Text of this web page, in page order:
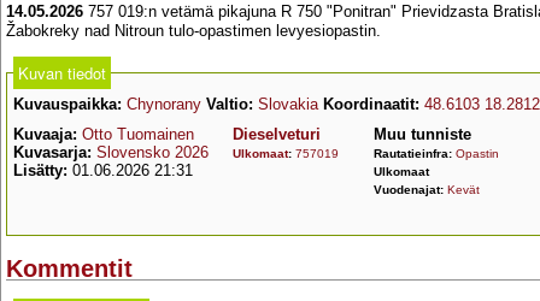
14.05.2026 757 019:n vetämä pikajuna R 750 "Ponitran" Prievidzasta
Žabokreky nad Nitroun tulo-opastimen levyesiopastin.
Kuvan tiedot
Kuvauspaikka: Chynorany Valtio: Slovakia Koordinaatit: 48.6103
Kuvaaja: Otto Tuomainen
Kuvasarja: Slovensko 2026
Lisätty: 01.06.2026 21:31
Dieselveturi
Ulkomaat: 757019
Muu tunniste
Rautatieinfra: Opastin
Ulkomaat
Vuodenajat: Kevät
Kommentit